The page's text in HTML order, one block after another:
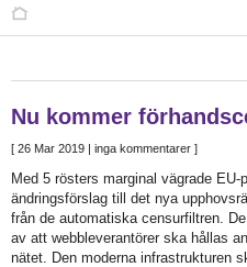
Nu kommer
[ 26 Mar 2019 | inga kommentarer ]
Med 5 rösters marginal vägrade
ändringsförslag till det nya
från de automatiska censurfiltren.
av att webbleverantörer ska hållas
nätet. Den moderna infrastrukturen